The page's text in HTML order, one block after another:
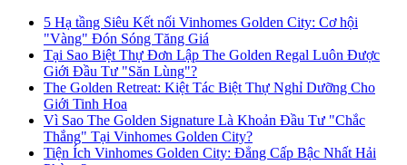
5 Hạ tầng Siêu Kết nối Vinhomes Golden City: Cơ hội
"Vàng" Đón Sóng Tăng Giá
Tại Sao Biệt Thự Đơn Lập The Golden Regal Luôn Được
Giới Đầu Tư "Săn Lùng"?
The Golden Retreat: Kiệt Tác Biệt Thự Nghỉ Dưỡng Cho
Giới Tinh Hoa
Vì Sao The Golden Signature Là Khoản Đầu Tư "Chắc
Thắng" Tại Vinhomes Golden City?
Tiện Ích Vinhomes Golden City: Đẳng Cấp Bậc Nhất Hải